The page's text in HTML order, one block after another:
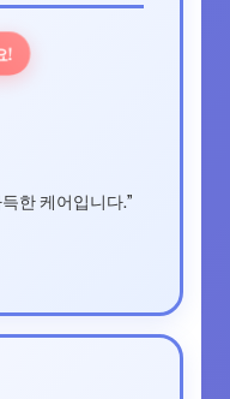
!
한 케어입니다.”